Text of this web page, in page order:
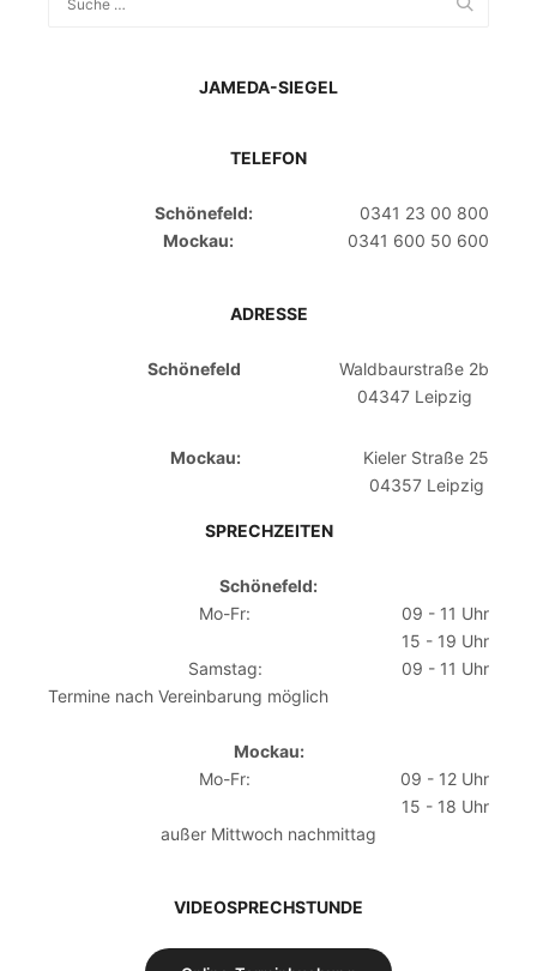
JAMEDA-SIEGEL
TELEFON
Schönefeld:
0341 23 00 800
Mockau:
0341 600 50 600
ADRESSE
Schönefeld
Waldbaurstraße 2b
04347 Leipzig
Mockau:
Kieler Straße 25
04357 Leipzig
SPRECHZEITEN
Schönefeld:
Mo-Fr:
09 - 11 Uhr
15 - 19 Uhr
Samstag:
09 - 11 Uhr
Termine nach Vereinbarung möglich
Mockau:
Mo-Fr:
09 - 12 Uhr
15 - 18 Uhr
außer Mittwoch nachmittag
VIDEOSPRECHSTUNDE